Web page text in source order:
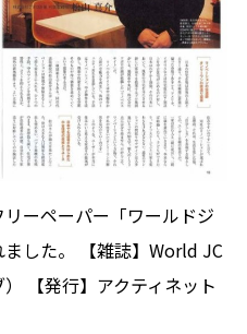
ーペーパー「ワールドジ
した。 【雑誌】World JC
【発行】アクティネット